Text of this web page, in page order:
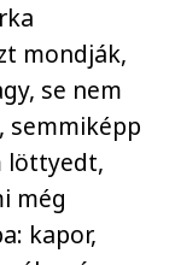
mondják,
se nem
semmiképp
löttyedt,
még
kapor,